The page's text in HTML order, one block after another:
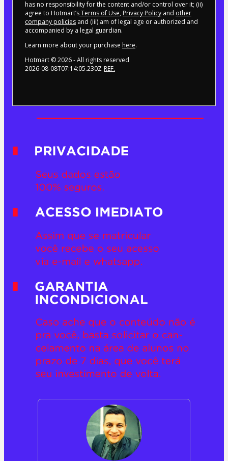
has no responsibility for the content and/or control over it; (ii)
agree to Hotmart’sTerms of Use, Privacy Policy and other
company policies and (iii) am of legal age or authorized and
accompanied by a legal guardian.
Learn more about your purchase here.
Hotmart ©2026- All rights reserved
2026-08-08T07:14:05.230Z REF.